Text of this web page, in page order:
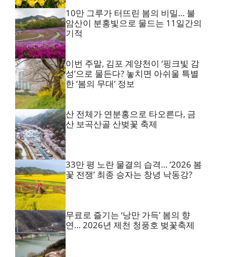
10만 그루가 터뜨린 봄의 비밀… 불
암산이 분홍빛으로 물드는 11일간의
기적
이번 주말, 김포 계양천이 ‘핑크빛 감
성’으로 물든다? 놓치면 아쉬울 특별
한 ‘봄의 무대’ 정보
산 전체가 연분홍으로 타오른다, 금
산 보곡산골 산벚꽃 축제
33만 평 노란 물결의 습격… ‘2026 봄
꽃 전쟁’ 최종 승자는 창녕 낙동강?
무료로 즐기는 ‘낭만 가득’ 봄의 향
연… 2026년 제천 청풍호 벚꽃축제